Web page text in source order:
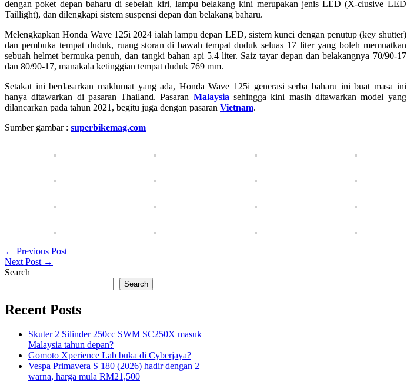
dengan poket depan baharu di sebelah kiri, lampu belakang kini merupakan jenis LED (X-clusive LED
Taillight), dan dilengkapi sistem suspensi depan dan belakang baharu.
Melengkapkan Honda Wave 125i 2024 ialah lampu depan LED, sistem kunci dengan penutup (key shutter)
dan pembuka tempat duduk, ruang storan di bawah tempat duduk seluas 17 liter yang boleh memuatkan
sebuah helmet bermuka penuh, dan tangki bahan api 5.4 liter. Saiz tayar depan dan belakangnya 70/90-17
dan 80/90-17, manakala ketinggian tempat duduk 769 mm.
Setakat ini berdasarkan maklumat yang ada, Honda Wave 125i generasi serba baharu ini buat masa ini
hanya ditawarkan di pasaran Thailand. Pasaran Malaysia sehingga kini masih ditawarkan model yang
dilancarkan pada tahun 2021, begitu juga dengan pasaran Vietnam.
Sumber gambar : superbikemag.com
← Previous Post
Next Post →
Search
Search
Recent Posts
Skuter 2 Silinder 250cc SWM SC250X masuk
Malaysia tahun depan?
Gomoto Xperience Lab buka di Cyberjaya?
Vespa Primavera S 180 (2026) hadir dengan 2
warna, harga mula RM21,500